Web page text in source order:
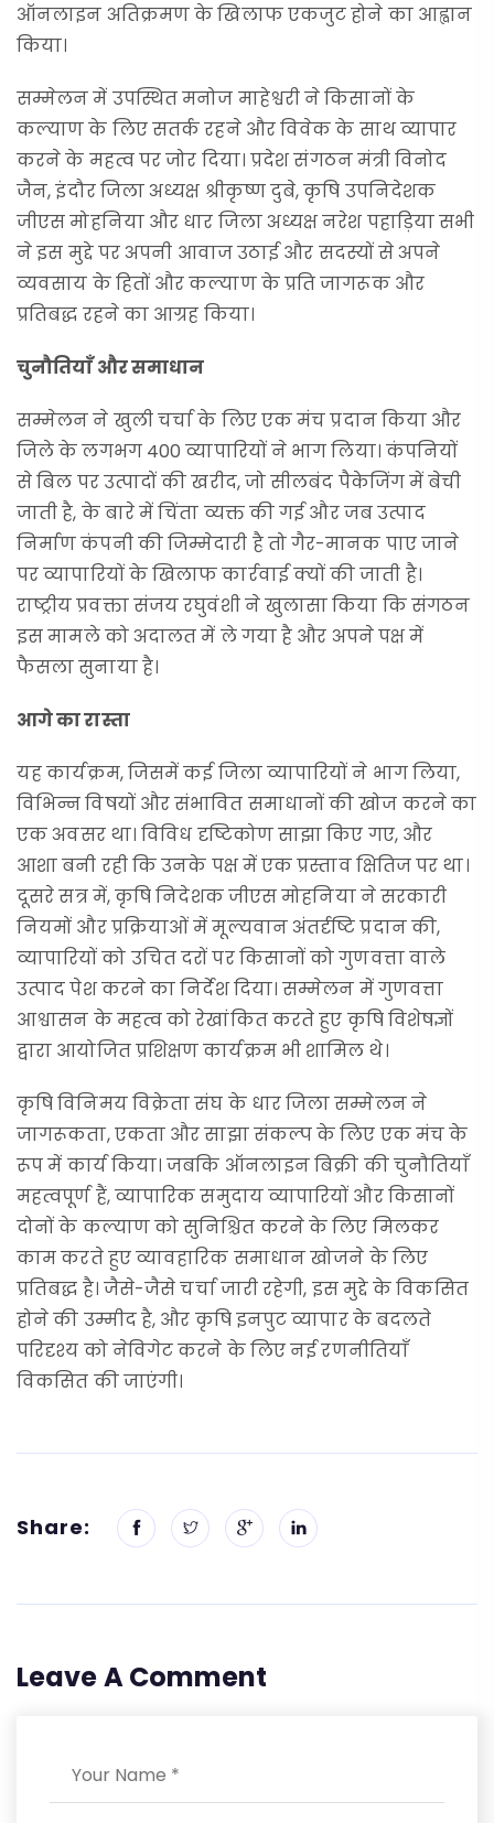
ऑनलाइन अतिक्रमण के खिलाफ एकजुट होने का आह्वान
किया।
सम्मेलन में उपस्थित मनोज माहेश्वरी ने किसानों के
कल्याण के लिए सतर्क रहने और विवेक के साथ व्यापार
करने के महत्व पर जोर दिया। प्रदेश संगठन मंत्री विनोद
जैन, इंदौर जिला अध्यक्ष श्रीकृष्ण दुबे, कृषि उपनिदेशक
जीएस मोहनिया और धार जिला अध्यक्ष नरेश पहाड़िया सभी
ने इस मुद्दे पर अपनी आवाज उठाई और सदस्यों से अपने
व्यवसाय के हितों और कल्याण के प्रति जागरूक और
प्रतिबद्ध रहने का आग्रह किया।
चुनौतियाँ और समाधान
सम्मेलन ने खुली चर्चा के लिए एक मंच प्रदान किया और
जिले के लगभग 400 व्यापारियों ने भाग लिया। कंपनियों
से बिल पर उत्पादों की खरीद, जो सीलबंद पैकेजिंग में बेची
जाती है, के बारे में चिंता व्यक्त की गई और जब उत्पाद
निर्माण कंपनी की जिम्मेदारी है तो गैर-मानक पाए जाने
पर व्यापारियों के खिलाफ कार्रवाई क्यों की जाती है।
राष्ट्रीय प्रवक्ता संजय रघुवंशी ने खुलासा किया कि संगठन
इस मामले को अदालत में ले गया है और अपने पक्ष में
फैसला सुनाया है।
आगे का रास्ता
यह कार्यक्रम, जिसमें कई जिला व्यापारियों ने भाग लिया,
विभिन्न विषयों और संभावित समाधानों की खोज करने का
एक अवसर था। विविध दृष्टिकोण साझा किए गए, और
आशा बनी रही कि उनके पक्ष में एक प्रस्ताव क्षितिज पर था।
दूसरे सत्र में, कृषि निदेशक जीएस मोहनिया ने सरकारी
नियमों और प्रक्रियाओं में मूल्यवान अंतर्दृष्टि प्रदान की,
व्यापारियों को उचित दरों पर किसानों को गुणवत्ता वाले
उत्पाद पेश करने का निर्देश दिया। सम्मेलन में गुणवत्ता
आश्वासन के महत्व को रेखांकित करते हुए कृषि विशेषज्ञों
द्वारा आयोजित प्रशिक्षण कार्यक्रम भी शामिल थे।
कृषि विनिमय विक्रेता संघ के धार जिला सम्मेलन ने
जागरूकता, एकता और साझा संकल्प के लिए एक मंच के
रूप में कार्य किया। जबकि ऑनलाइन बिक्री की चुनौतियाँ
महत्वपूर्ण हैं, व्यापारिक समुदाय व्यापारियों और किसानों
दोनों के कल्याण को सुनिश्चित करने के लिए मिलकर
काम करते हुए व्यावहारिक समाधान खोजने के लिए
प्रतिबद्ध है। जैसे-जैसे चर्चा जारी रहेगी, इस मुद्दे के विकसित
होने की उम्मीद है, और कृषि इनपुट व्यापार के बदलते
परिदृश्य को नेविगेट करने के लिए नई रणनीतियाँ
विकसित की जाएंगी।
Share:
Leave A Comment